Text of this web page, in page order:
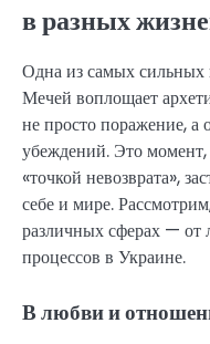
в разных
Одна из самых сильных
Мечей воплощает
не просто поражение, а
убеждений. Это момент,
«точкой невозврата»,
себе и мире.
различных сферах — от
процессов в Украине.
В любви и